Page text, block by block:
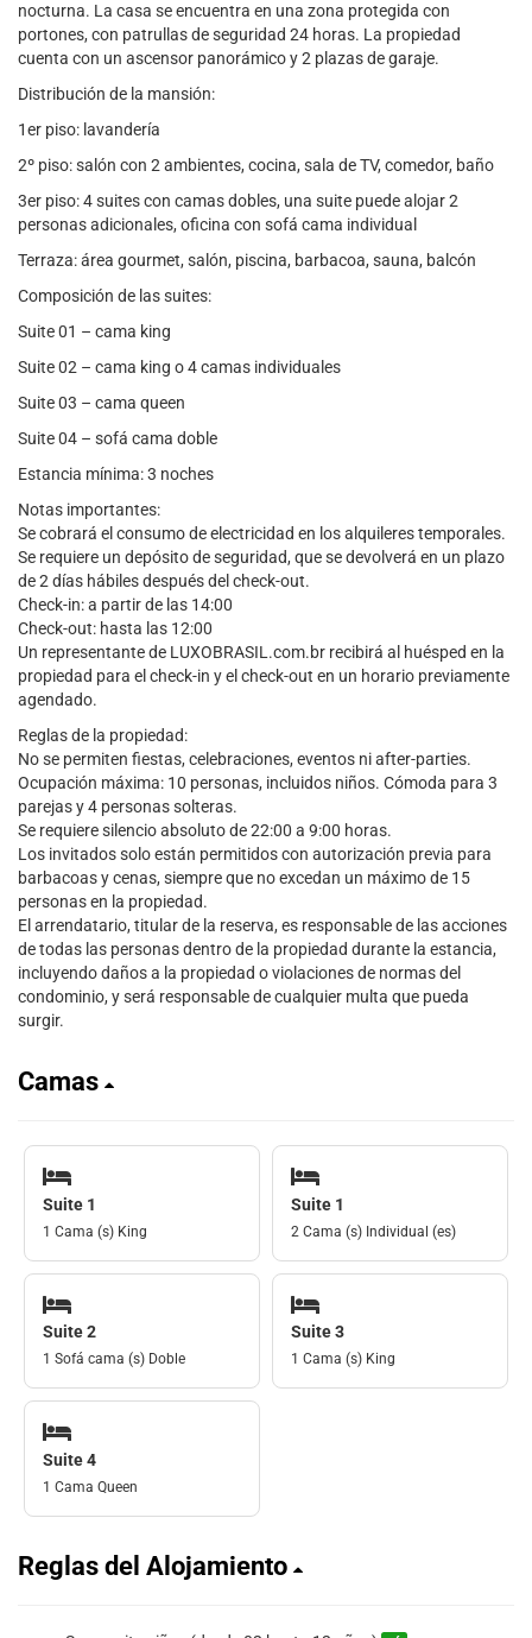
nocturna. La casa se encuentra en una zona protegida con
portones, con patrullas de seguridad 24 horas. La propiedad
cuenta con un ascensor panorámico y 2 plazas de garaje.
Distribución de la mansión:
1er piso: lavandería
2º piso: salón con 2 ambientes, cocina, sala de TV, comedor, baño
3er piso: 4 suites con camas dobles, una suite puede alojar 2
personas adicionales, oficina con sofá cama individual
Terraza: área gourmet, salón, piscina, barbacoa, sauna, balcón
Composición de las suites:
Suite 01 – cama king
Suite 02 – cama king o 4 camas individuales
Suite 03 – cama queen
Suite 04 – sofá cama doble
Estancia mínima: 3 noches
Notas importantes:
Se cobrará el consumo de electricidad en los alquileres temporales.
Se requiere un depósito de seguridad, que se devolverá en un plazo
de 2 días hábiles después del check-out.
Check-in: a partir de las 14:00
Check-out: hasta las 12:00
Un representante de LUXOBRASIL.com.br recibirá al huésped en la
propiedad para el check-in y el check-out en un horario previamente
agendado.
Reglas de la propiedad:
No se permiten fiestas, celebraciones, eventos ni after-parties.
Ocupación máxima: 10 personas, incluidos niños. Cómoda para 3
parejas y 4 personas solteras.
Se requiere silencio absoluto de 22:00 a 9:00 horas.
Los invitados solo están permitidos con autorización previa para
barbacoas y cenas, siempre que no excedan un máximo de 15
personas en la propiedad.
El arrendatario, titular de la reserva, es responsable de las acciones
de todas las personas dentro de la propiedad durante la estancia,
incluyendo daños a la propiedad o violaciones de normas del
condominio, y será responsable de cualquier multa que pueda
surgir.
Camas
Suite 1
1 Cama (s) King
Suite 1
2 Cama (s) Individual (es)
Suite 2
1 Sofá cama (s) Doble
Suite 3
1 Cama (s) King
Suite 4
1 Cama Queen
Reglas del Alojamiento